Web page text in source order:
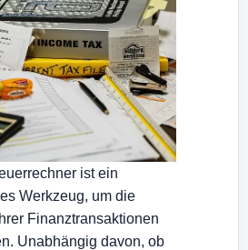
ist ein
Werkzeug, um die
Finanztransaktionen
Unabhängig davon, ob